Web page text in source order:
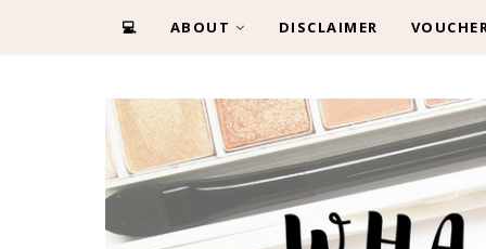
💻 ABOUT DISCLAIMER